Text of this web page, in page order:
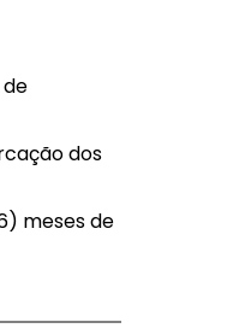
dos
meses de